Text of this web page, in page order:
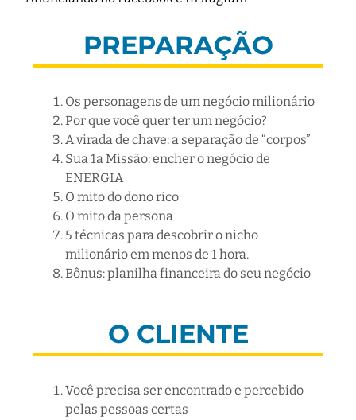
PREPARAÇÃO
Os personagens de um negócio milionário
Por que você quer ter um negócio?
A virada de chave: a separação de “corpos”
Sua 1a Missão: encher o negócio de
ENERGIA
O mito do dono rico
O mito da persona
5 técnicas para descobrir o nicho
milionário em menos de 1 hora.
Bônus: planilha financeira do seu negócio
O CLIENTE
Você precisa ser encontrado e percebido
pelas pessoas certas